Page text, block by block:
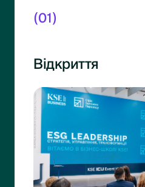
(01)
Відкриття